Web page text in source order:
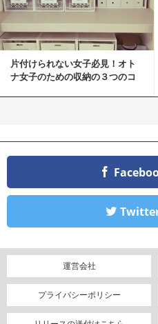
片付けられない女子必見！オト
ナ女子のための収納の３つのコ
運営会社
プライバシーポリシー